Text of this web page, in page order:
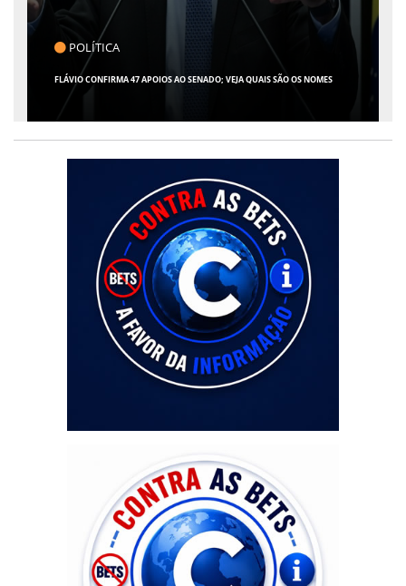
POLÍTICA
FLÁVIO CONFIRMA 47 APOIOS AO SENADO; VEJA QUAIS SÃO OS NOMES